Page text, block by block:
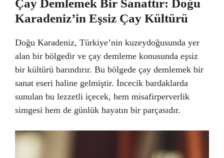
Çay Demlemek Bir Sanattır: Doğu
Karadeniz’in Eşsiz Çay Kültürü
Doğu Karadeniz, Türkiye’nin kuzeydoğusunda yer
alan bir bölgedir ve çay demleme konusunda eşsiz
bir kültürü barındırır. Bu bölgede çay demlemek bir
sanat eseri haline gelmiştir. İncecik bardaklarda
sunulan bu lezzetli içecek, hem misafirperverlik
simgesi hem de günlük hayatın bir parçasıdır.